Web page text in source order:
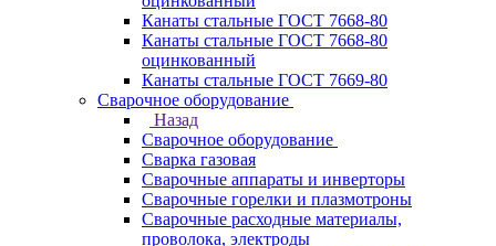
Канаты стальные ГОСТ 7668-80
Канаты стальные ГОСТ 7668-80
оцинкованный
Канаты стальные ГОСТ 7669-80
Сварочное оборудование
Назад
Сварочное оборудование
Сварка газовая
Сварочные аппараты и инверторы
Сварочные горелки и плазмотроны
Сварочные расходные материалы,
проволока, электроды